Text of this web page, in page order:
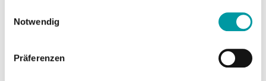
Notwendig
Präferenzen
Fabian Mehring
Hohe Qualität der Bewerbungen